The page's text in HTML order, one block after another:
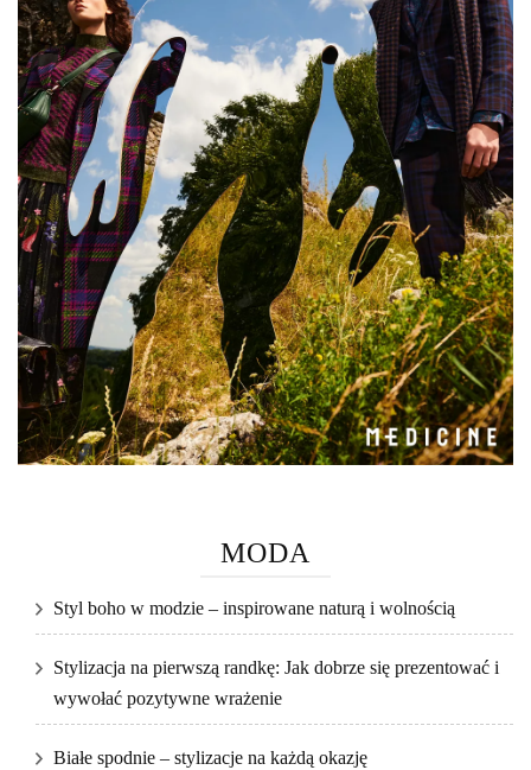
MODA
Styl boho w modzie – inspirowane naturą i wolnością
Stylizacja na pierwszą randkę: Jak dobrze się prezentować i
wywołać pozytywne wrażenie
Białe spodnie – stylizacje na każdą okazję